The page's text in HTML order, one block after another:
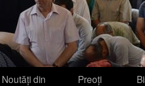
Noutăţi din
Preoţi